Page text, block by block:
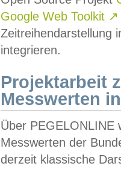
Google Web Toolkit ↗
Zeitreihendarstellung
integrieren.
Projektarbeit
Messwerten
Über PEGELONLINE
Messwerten der
derzeit klassische